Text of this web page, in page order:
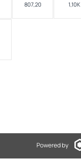
807,20 1,10K
Powered by